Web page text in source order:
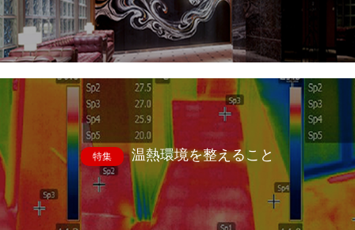
特集 温熱環境を整えること